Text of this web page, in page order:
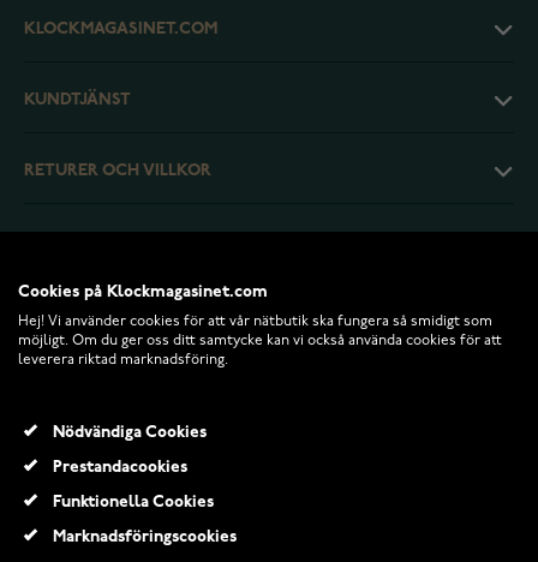
KLOCKMAGASINET.COM
KUNDTJÄNST
RETURER OCH VILLKOR
© 2026 Klockmagasinet.com
Cookies på Klockmagasinet.com
Hej! Vi använder cookies för att vår nätbutik ska fungera så smidigt som
möjligt. Om du ger oss ditt samtycke kan vi också använda cookies för att
leverera riktad marknadsföring.
Nödvändiga Cookies
Prestandacookies
Funktionella Cookies
Marknadsföringscookies